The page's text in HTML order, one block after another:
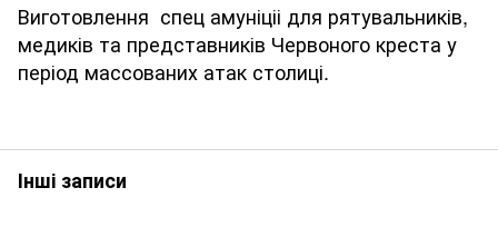
Виготовлення спец амуніціі для рятувальників,
медиків та представників Червоного креста у
період массованих атак столиці.
Інші записи